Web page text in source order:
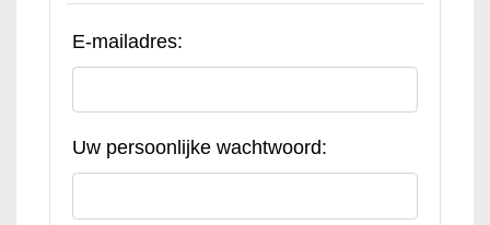
E-mailadres:
Uw persoonlijke wachtwoord: